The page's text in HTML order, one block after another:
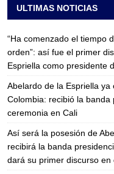
ULTIMAS NOTICIAS
“Ha comenzado el tiempo
orden”: así fue el primer
Espriella como presidente
Abelardo de la Espriella ya
Colombia: recibió la banda
ceremonia en Cali
Así será la posesión de
recibirá la banda
dará su primer discurso en